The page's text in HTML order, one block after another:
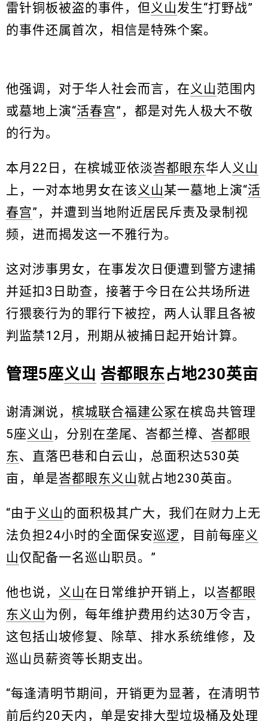
雷针铜板被盗的事件，但 义山发生“打野战”
的事件还属首次，相信是特殊个案。
他强调，对于华人社会而言，在义山范围内
或墓地上演“活春宫”，都是对先人极大不敬
的行为。
本月22日，在槟城亚依淡峇都眼东华人 义山
上，一对本地男女在该义山某一墓地上演“活
春宫”，并遭到当地附近居民斥责及录制视
频，进而揭发这一不雅行为。
这对涉事男女，在事发次日便遭到警方逮捕
并延扣3日助查，接著于今日在公共场所进
行猥亵行为的罪行下被控，两人认罪且各被
判监禁12月，刑期从被捕日起开始计算。
管理5座义山 峇都眼东 占地230英亩
谢清渊说， 槟城联合福建公冢在槟岛共管理
5座 义山 ，分别在垄尾、峇都兰樟、 峇都眼
东、直落巴巷和白云山，总面积达530英
亩，单是峇都眼东 义山就占地230英亩。
“由于 义山的面积极其广大，我们在财力上无
法负担24小时的全面保安巡逻 ，目前每座 义
山仅配备一名巡山职员。”
他也说， 义山在日常维护开销上，以峇都眼
东 义山为例，每年维护费用约达30万令吉，
这包括山坡修复、除草、排水系统维修，及
巡山员薪资等长期支出。
“每逢清明节期间，开销更为显著，在清明节
前后约20天内，单是安排大型垃圾桶及处理